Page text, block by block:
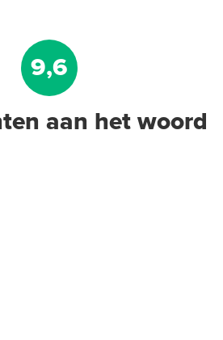
9,6
aan het woord